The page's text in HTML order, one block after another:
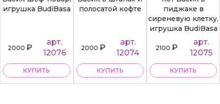
игрушка BudiBasa
2000₽
арт.
12076
КУПИТЬ
полосатой кофте
2000₽
арт.
12074
КУПИТЬ
пиджаке в
сиреневую клетку,
игрушка BudiBasa
2100₽
арт.
12075
КУПИТЬ